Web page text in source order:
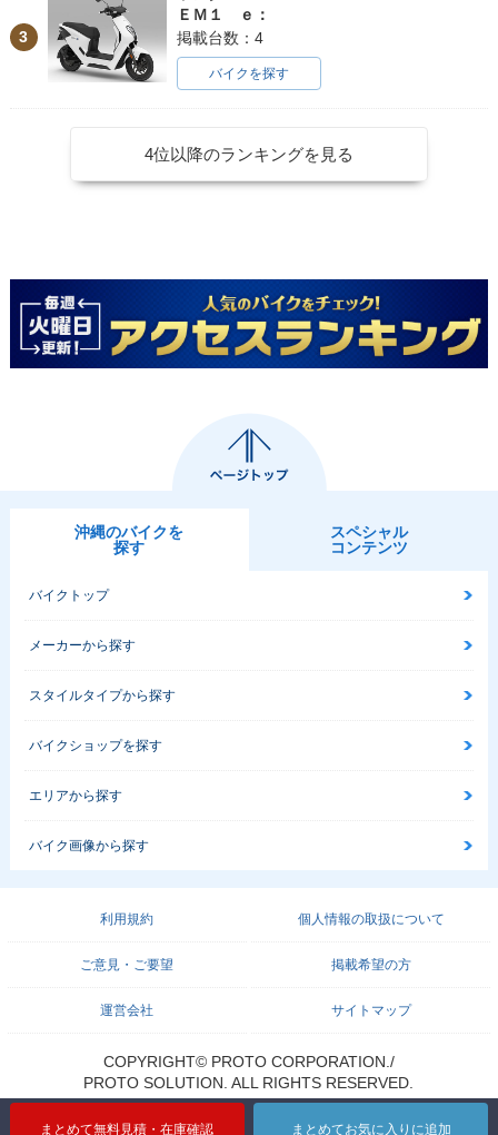
まとめて無料見積・在庫確認 まとめてお気に入りに追加
3
ＥＭ１ ｅ：
掲載台数：4
バイクを探す
4位以降のランキングを見る
沖縄のバイクを
探す
スペシャル
コンテンツ
バイクトップ
メーカーから探す
スタイルタイプから探す
バイクショップを探す
エリアから探す
バイク画像から探す
利用規約 個人情報の取扱について
ご意見・ご要望 掲載希望の方
運営会社 サイトマップ
COPYRIGHT© PROTO CORPORATION./
PROTO SOLUTION. ALL RIGHTS RESERVED.